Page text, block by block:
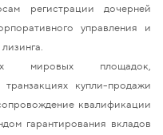
регистрации дочерней
управления и
площадок,
купли-продажи
квалификации
гарантирования вкладов